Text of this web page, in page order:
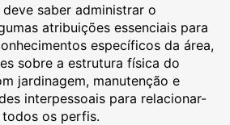
saber administrar o
atribuições essenciais para
específicos da área,
sobre a estrutura física do
jardinagem, manutenção e
interpessoais para relacionar-
os perfis.